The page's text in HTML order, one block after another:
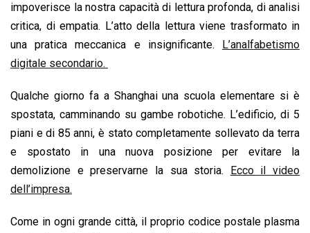
impoverisce la nostra capacità di lettura profonda, di analisi
critica, di empatia. L’atto della lettura viene trasformato in
una pratica meccanica e insignificante. L’analfabetismo
digitale secondario.
Qualche giorno fa a Shanghai una scuola elementare si è
spostata, camminando su gambe robotiche. L’edificio, di 5
piani e di 85 anni, è stato completamente sollevato da terra
e spostato in una nuova posizione per evitare la
demolizione e preservarne la sua storia. Ecco il video
dell’impresa.
Come in ogni grande città, il proprio codice postale plasma